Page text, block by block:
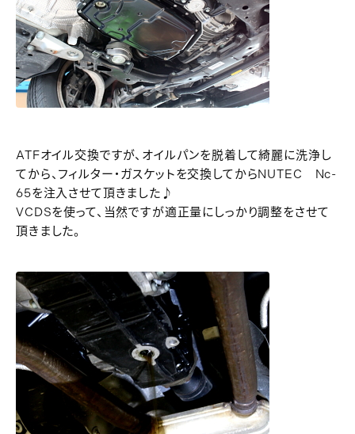
ATFオイル交換ですが、オイルパンを脱着して綺麗に洗浄し
てから、フィルター・ガスケットを交換してからNUTEC Nc-
65を注入させて頂きました♪
VCDSを使って、当然ですが適正量にしっかり調整をさせて
頂きました。